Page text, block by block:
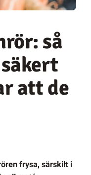
så
att de
frysa, särskilt i